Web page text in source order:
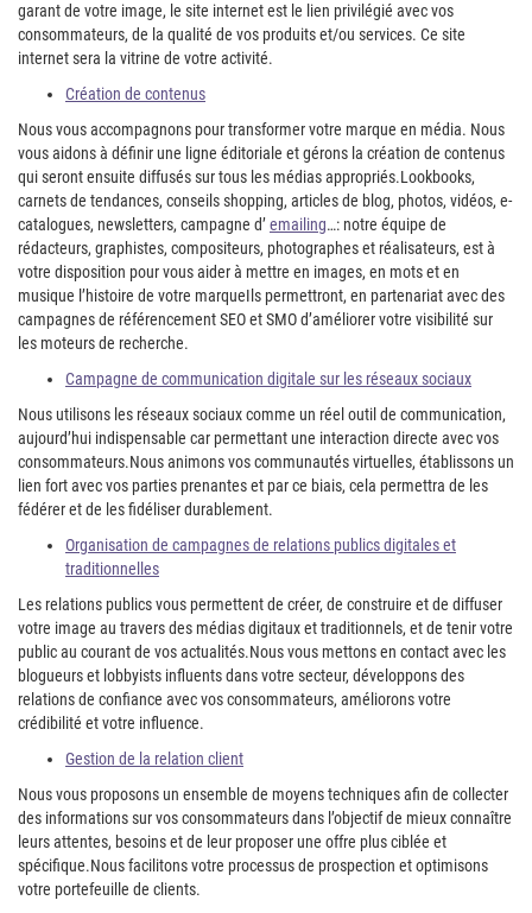
garant de votre image, le site internet est le lien privilégié avec vos
consommateurs, de la qualité de vos produits et/ou services. Ce site
internet sera la vitrine de votre activité.
Création de contenus
Nous vous accompagnons pour transformer votre marque en média. Nous
vous aidons à définir une ligne éditoriale et gérons la création de contenus
qui seront ensuite diffusés sur tous les médias appropriés.Lookbooks,
carnets de tendances, conseils shopping, articles de blog, photos, vidéos, e-
catalogues, newsletters, campagne d’emailing…: notre équipe de
rédacteurs, graphistes, compositeurs, photographes et réalisateurs, est à
votre disposition pour vous aider à mettre en images, en mots et en
musique l’histoire de votre marqueIls permettront, en partenariat avec des
campagnes de référencement SEO et SMO d’améliorer votre visibilité sur
les moteurs de recherche.
Campagne de communication digitale sur les réseaux sociaux
Nous utilisons les réseaux sociaux comme un réel outil de communication,
aujourd’hui indispensable car permettant une interaction directe avec vos
consommateurs.Nous animons vos communautés virtuelles, établissons un
lien fort avec vos parties prenantes et par ce biais, cela permettra de les
fédérer et de les fidéliser durablement.
Organisation de campagnes de relations publics digitales et
traditionnelles
Les relations publics vous permettent de créer, de construire et de diffuser
votre image au travers des médias digitaux et traditionnels, et de tenir votre
public au courant de vos actualités.Nous vous mettons en contact avec les
blogueurs et lobbyists influents dans votre secteur, développons des
relations de confiance avec vos consommateurs, améliorons votre
crédibilité et votre influence.
Gestion de la relation client
Nous vous proposons un ensemble de moyens techniques afin de collecter
des informations sur vos consommateurs dans l’objectif de mieux connaître
leurs attentes, besoins et de leur proposer une offre plus ciblée et
spécifique.Nous facilitons votre processus de prospection et optimisons
votre portefeuille de clients.